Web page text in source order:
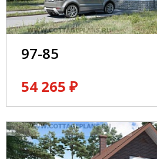
97-85
54 265 ₽